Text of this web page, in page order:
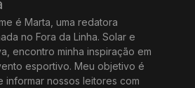
é Marta, uma redatora
no Fora da Linha. Solar e
encontro minha inspiração em
esportivo. Meu objetivo é
informar nossos leitores com